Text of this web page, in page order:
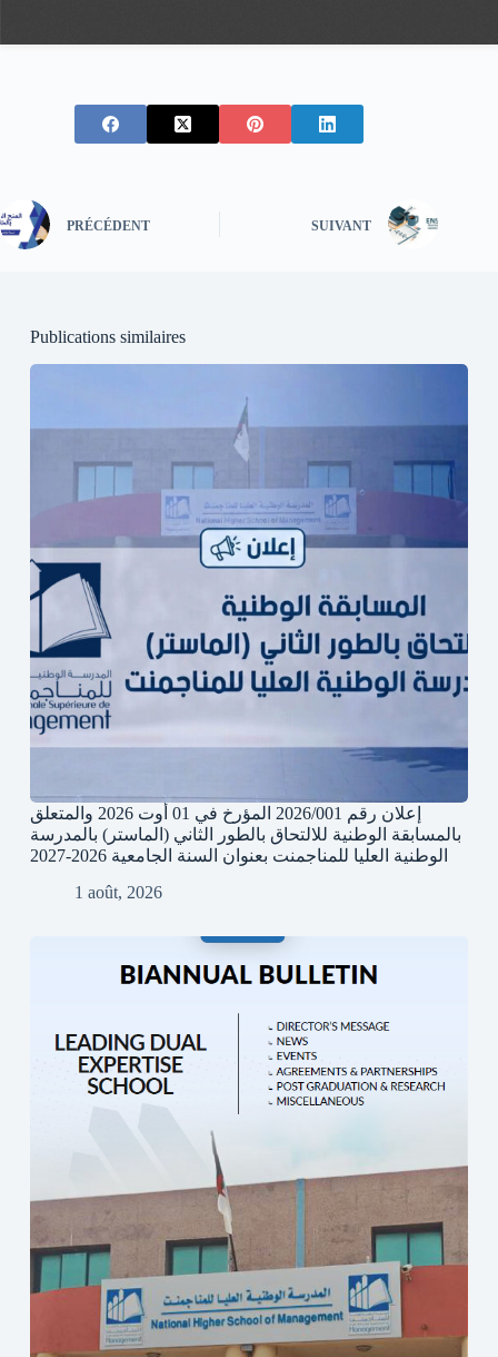
PRÉCÉDENT SUIVANT
Publications similaires
إعلان رقم 2026/001 المؤرخ في 01 أوت 2026 والمتعلق
بالمسابقة الوطنية للالتحاق بالطور الثاني (الماستر) بالمدرسة
الوطنية العليا للمناجمنت بعنوان السنة الجامعية 2026-2027
1 août, 2026